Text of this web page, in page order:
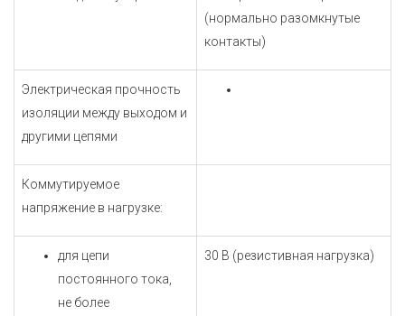
(нормально разомкнутые
контакты)
Электрическая прочность
изоляции между выходом и
другими цепями
Коммутируемое
напряжение в нагрузке:
для цепи
постоянного тока,
не более
30 В (резистивная нагрузка)